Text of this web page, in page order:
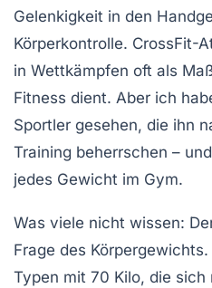
Gelenkigkeit in den
Körperkontrolle. CrossFit-
in Wettkämpfen oft als
Fitness dient. Aber ich
Sportler gesehen, die ihn
Training beherrschen –
jedes Gewicht im Gym.
Was viele nicht wissen:
Frage des
Typen mit 70 Kilo, die sich